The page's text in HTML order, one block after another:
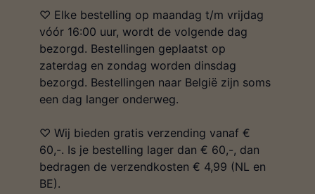
♡ Elke bestelling op maandag t/m vrijdag
vóór 16:00 uur, wordt de volgende dag
bezorgd. Bestellingen geplaatst op
zaterdag en zondag worden dinsdag
bezorgd. Bestellingen naar België zijn soms
een dag langer onderweg.
♡ Wij bieden gratis verzending vanaf €
60,-. Is je bestelling lager dan € 60,-, dan
bedragen de verzendkosten € 4,99 (NL en
BE).